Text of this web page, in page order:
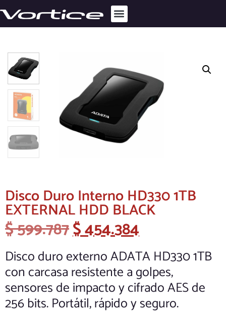
Disco Duro Interno HD330 1TB
EXTERNAL HDD BLACK
$599.787$454.384
Disco duro externo ADATA HD330 1TB
con carcasa resistente a golpes,
sensores de impacto y cifrado AES de
256 bits. Portátil, rápido y seguro.